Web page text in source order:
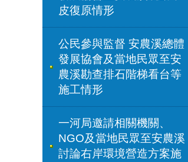
皮復原情形
公民參與監督 安農溪總體
發展協會及當地民眾至安
農溪勘查排石階梯看台等
施工情形
一河局邀請相關機關、
NGO及當地民眾至安農溪
討論右岸環境營造方案施